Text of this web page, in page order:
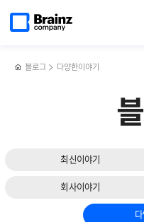
페이지로
블로그 다양한이야기
최신이야기
회사이야기